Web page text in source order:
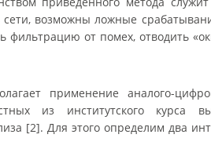
сети, возможны ложные
фильтрацию от помех, отводить
применение аналого-
из институтского
[2]. Для этого определим два